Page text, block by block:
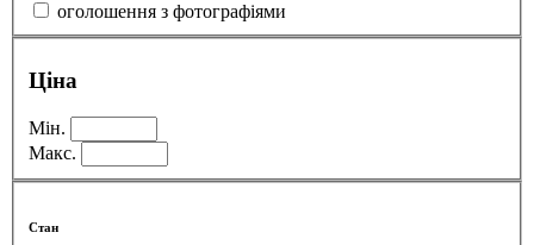
оголошення з фотографіями
Ціна
Мін.
Макс.
Стан